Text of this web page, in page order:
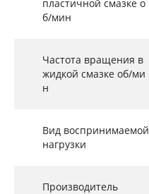
пластичной смазке о
б/мин
Частота вращения в
жидкой смазке об/ми
н
Вид воспринимаемой
нагрузки
Производитель